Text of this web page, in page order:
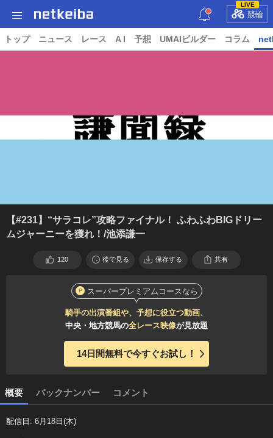
LIVE
競輪
トップ ニュース レース A I 予想 UMAIビルダー コラム
【#231】“サラコレ”攻略ファイナル！ ふわふわBIGドリー
ムジャーニーを獲れ！/池添謙一
120 後で見る 保存する 共有
スーパープレミアムコースなら
騎手の出演番組や、予想に役立つ動画、
中央・地方競馬の全レース映像が見放題
14日間無料で今すぐお試し！
概要 バックナンバー コメント
配信日: 6月18日(木)